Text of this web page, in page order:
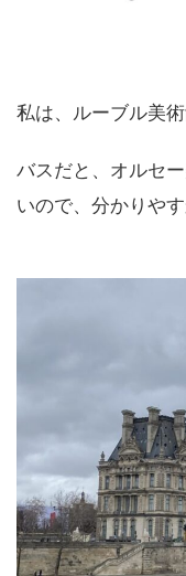
私は、ルーブル美
バスだと、オルセ
いので、分かりやす